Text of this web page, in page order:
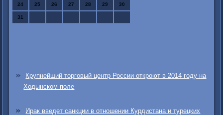
24 25 26 27 28 29 30
31
Крупнейший торговый центр России откроют в 2014 году на
Ходынском поле
Ирак введет санкции в отношении Курдистана и турецких